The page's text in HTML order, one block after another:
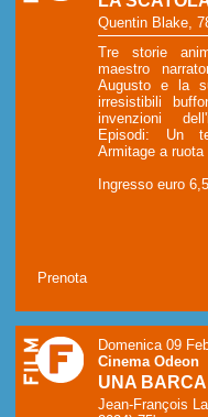
Quentin Blake,
Tre storie
maestro
Augusto e la
irresistibili
invenzioni
Episodi: Un
Armitage a ruota
Ingresso euro
Prenota
Domenica 09
Cinema Odeon
UNA
Jean-François